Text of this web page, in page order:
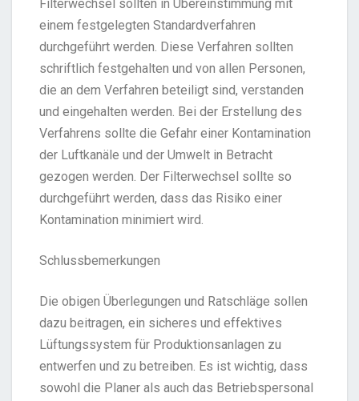
Filterwechsel sollten in Übereinstimmung mit
einem festgelegten Standardverfahren
durchgeführt werden. Diese Verfahren sollten
schriftlich festgehalten und von allen Personen,
die an dem Verfahren beteiligt sind, verstanden
und eingehalten werden. Bei der Erstellung des
Verfahrens sollte die Gefahr einer Kontamination
der Luftkanäle und der Umwelt in Betracht
gezogen werden. Der Filterwechsel sollte so
durchgeführt werden, dass das Risiko einer
Kontamination minimiert wird.
Schlussbemerkungen
Die obigen Überlegungen und Ratschläge sollen
dazu beitragen, ein sicheres und effektives
Lüftungssystem für Produktionsanlagen zu
entwerfen und zu betreiben. Es ist wichtig, dass
sowohl die Planer als auch das Betriebspersonal